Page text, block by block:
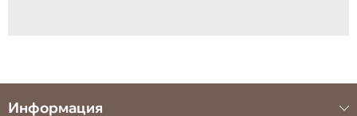
Информация